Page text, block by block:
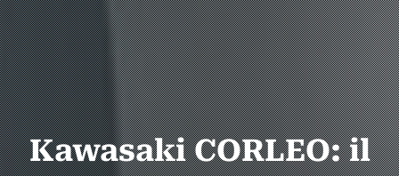
Kawasaki CORLEO: il